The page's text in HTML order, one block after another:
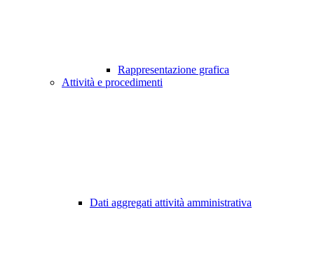
Rappresentazione grafica
Attività e procedimenti
Dati aggregati attività amministrativa